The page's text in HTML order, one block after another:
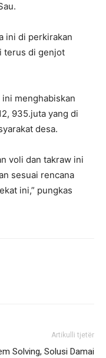
ini di perkirakan
terus di genjot
menghabiskan
935.juta yang di
desa.
voli dan takraw ini
sesuai rencana
ini,” pungkas
Artikulli tjetër
Solving, Solusi Damai